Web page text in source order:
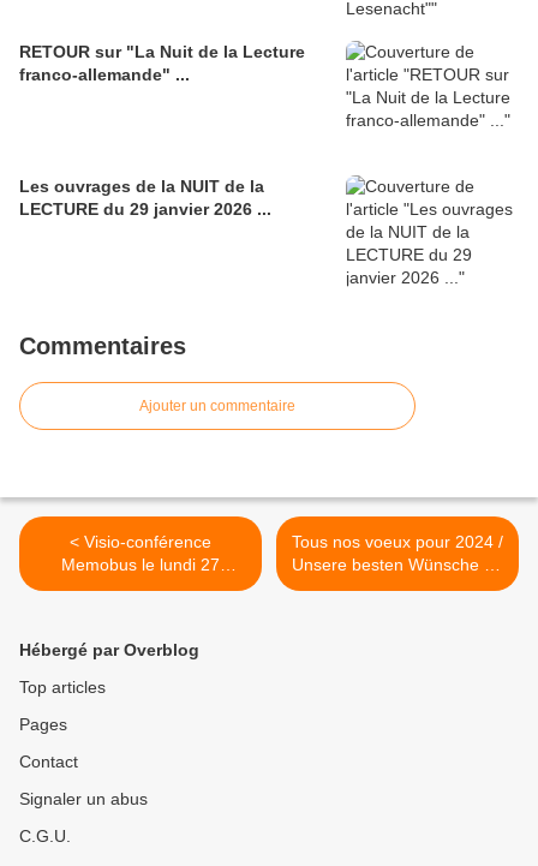
RETOUR sur "La Nuit de la Lecture
franco-allemande" ...
Les ouvrages de la NUIT de la
LECTURE du 29 janvier 2026 ...
Commentaires
Ajouter un commentaire
< Visio-conférence
Memobus le lundi 27
novembre 2023 à 19.00
Tous nos voeux pour 2024 /
Unsere besten Wünsche für
2024 >
Hébergé par Overblog
Top articles
Pages
Contact
Signaler un abus
C.G.U.